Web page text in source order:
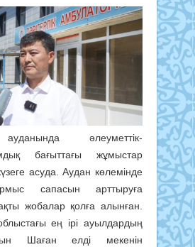
әлеуметтік-
бағыттағы жұмыстар
асуда. Аудан көлемінде
сапасын арттыруға
жобалар қолға алынған.
ең ірі ауылдардың
Шаған елді мекенін